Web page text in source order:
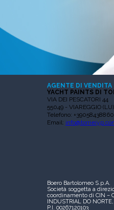
AGENTE DI VENDITA
YACHT PAINTS DI
VIA DEI PESCATORI 44
55049 - VIAREGGIO (LU)
Telefono:
Email:
Boero Bartolomeo S.p.A.
Società soggetta a
coordinamento di CIN –
INDUSTRIAL DO NORTE,
P.I. 00267120103